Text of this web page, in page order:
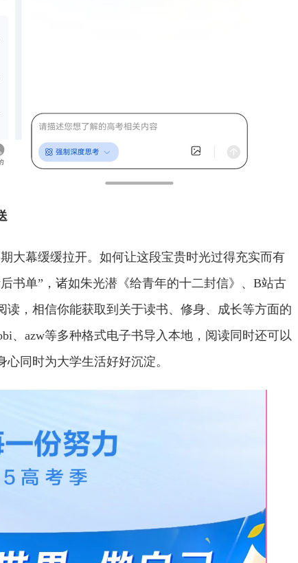
大幕缓缓拉开。如何让这段宝贵时光过得充实而有
书单”，诸如朱光潜《给青年的十二封信》、B站古
，相信你能获取到关于读书、修身、成长等方面的
、azw等多种格式电子书导入本地，阅读同时还可以
同时为大学生活好好沉淀。